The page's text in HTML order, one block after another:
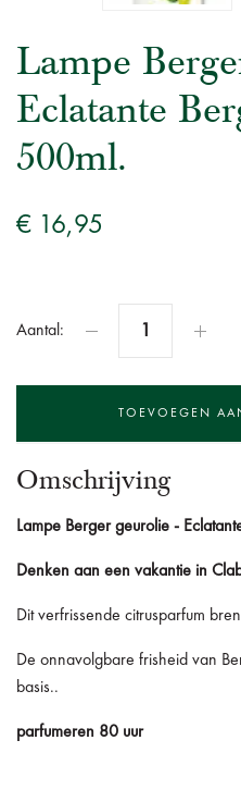
Lampe
Eclatante
500ml.
€ 16,95
Aantal:
Omschrijving
Lampe Berger geurolie -
Denken aan een vakantie in
Dit verfrissende citrusparfum
De onnavolgbare frisheid van
basis..
parfumeren 80 uur